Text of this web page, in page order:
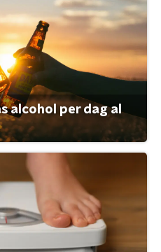
alcohol per dag al